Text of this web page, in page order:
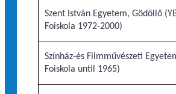
Szent István Egyetem, Gödöllő
Foiskola 1972-2000)
Színház-és Filmművészeti
Foiskola until 1965)